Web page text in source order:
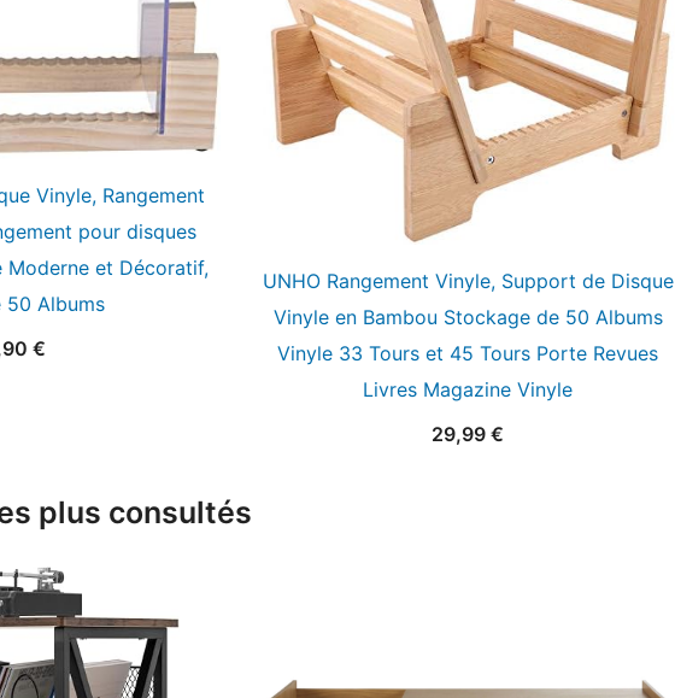
Vinyle, Rangement
pour disques
Moderne et Décoratif,
50 Albums
€
UNHO Rangement Vinyle, Support de Disque
Vinyle en Bambou Stockage de 50 Albums
Vinyle 33 Tours et 45 Tours Porte Revues
Livres Magazine Vinyle
29,99 €
plus consultés